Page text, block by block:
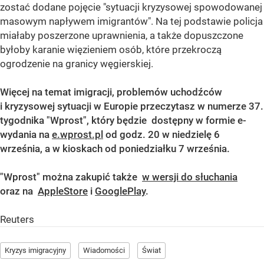
zostać dodane pojęcie "sytuacji kryzysowej spowodowanej
masowym napływem imigrantów". Na tej podstawie policja
miałaby poszerzone uprawnienia, a także dopuszczone
byłoby karanie więzieniem osób, które przekroczą
ogrodzenie na granicy węgierskiej.
Więcej na temat imigracji, problemów uchodźców
i kryzysowej sytuacji w Europie przeczytasz w numerze 37.
tygodnika "Wprost", który będzie dostępny w formie e-
wydania na e.wprost.pl od godz. 20 w niedzielę 6
września, a w kioskach od poniedziałku 7 września.
"Wprost" można zakupić także w wersji do słuchania
oraz na AppleStore i GooglePlay.
Reuters
Kryzys imigracyjny Wiadomości Świat